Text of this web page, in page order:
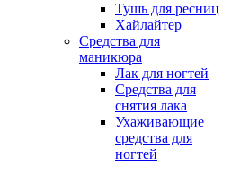
Тушь для ресниц
Хайлайтер
Средства для
маникюра
Лак для ногтей
Средства для
снятия лака
Ухаживающие
средства для
ногтей